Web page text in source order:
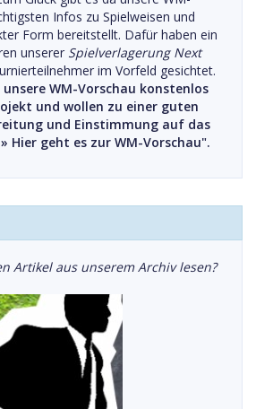
Infos zu Spielweisen und
Form bereitstellt. Dafür haben ein
unserer Spielverlagerung Next
im Vorfeld gesichtet.
WM-Vorschau konstenlos
und wollen zu einer guten
und Einstimmung auf das
Hier geht es zur WM-Vorschau".
Artikel aus unserem Archiv lesen?